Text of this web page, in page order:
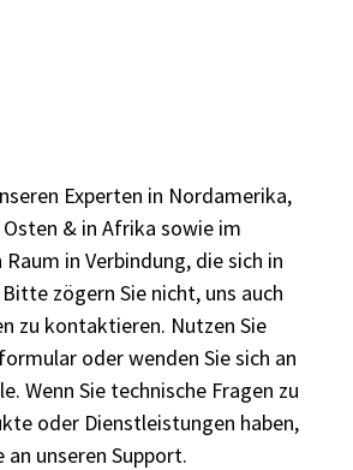
Experten in Nordamerika,
& in Afrika sowie im
in Verbindung, die sich in
zögern Sie nicht, uns auch
zu kontaktieren. Nutzen Sie
oder wenden Sie sich an
Wenn Sie technische Fragen zu
oder Dienstleistungen haben,
unseren Support.